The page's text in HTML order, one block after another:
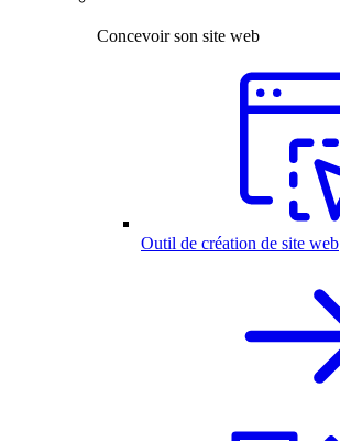
Concevoir son site web
Outil de création de site web